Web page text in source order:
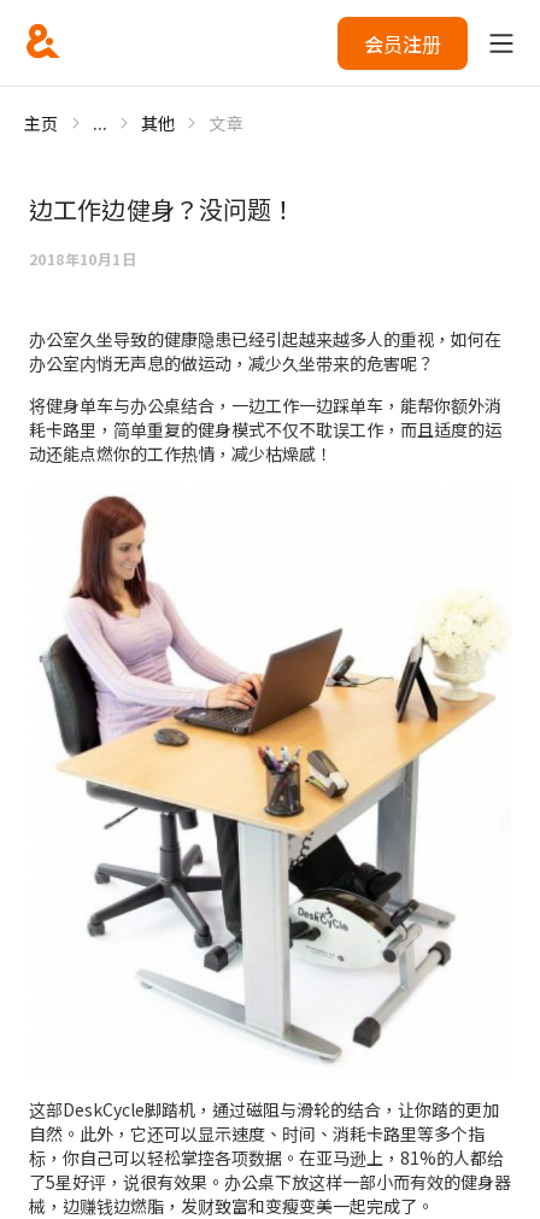
会员注册
主页 ... 其他 文章
边工作边健身？没问题！
2018年10月1日
办公室久坐导致的健康隐患已经引起越来越多人的重视，如何在
办公室内悄无声息的做运动，减少久坐带来的危害呢？
将健身单车与办公桌结合，一边工作一边踩单车，能帮你额外消
耗卡路里，简单重复的健身模式不仅不耽误工作，而且适度的运
动还能点燃你的工作热情，减少枯燥感！
这部DeskCycle脚踏机，通过磁阻与滑轮的结合，让你踏的更加
自然。此外，它还可以显示速度、时间、消耗卡路里等多个指
标，你自己可以轻松掌控各项数据。在亚马逊上，81%的人都给
了5星好评，说很有效果。办公桌下放这样一部小而有效的健身器
械，边赚钱边燃脂，发财致富和变瘦变美一起完成了。